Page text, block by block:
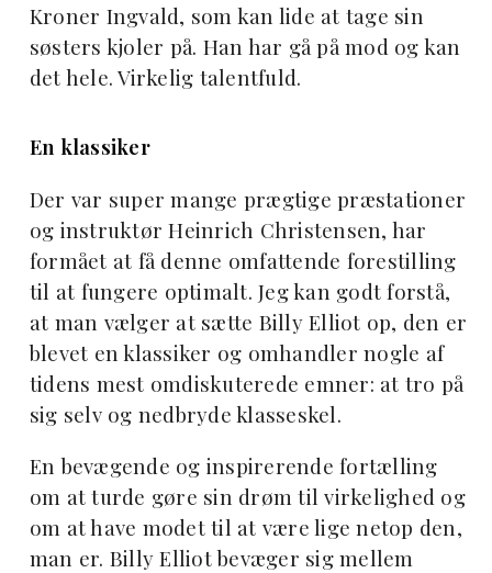
Kroner Ingvald, som kan lide at tage sin
søsters kjoler på. Han har gå på mod og kan
det hele. Virkelig talentfuld.
En klassiker
Der var super mange prægtige præstationer
og instruktør Heinrich Christensen, har
formået at få denne omfattende forestilling
til at fungere optimalt. Jeg kan godt forstå,
at man vælger at sætte Billy Elliot op, den er
blevet en klassiker og omhandler nogle af
tidens mest omdiskuterede emner: at tro på
sig selv og nedbryde klasseskel.
En bevægende og inspirerende fortælling
om at turde gøre sin drøm til virkelighed og
om at have modet til at være lige netop den,
man er. Billy Elliot bevæger sig mellem